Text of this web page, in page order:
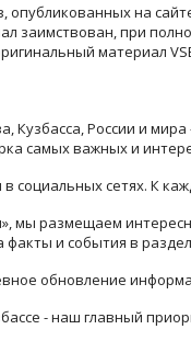
на
заимствован, при
материал
Кузбасса, России и
самых важных и
в социальных сетях. К
мы размещаем
факты и события в
обновление
- наш главный